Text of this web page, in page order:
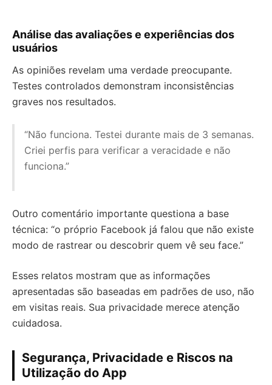
Análise das avaliações e experiências dos
usuários
As opiniões revelam uma verdade preocupante.
Testes controlados demonstram inconsistências
graves nos resultados.
“Não funciona. Testei durante mais de 3 semanas.
Criei perfis para verificar a veracidade e não
funciona.”
Outro comentário importante questiona a base
técnica: “o próprio Facebook já falou que não existe
modo de rastrear ou descobrir quem vê seu face.”
Esses relatos mostram que as informações
apresentadas são baseadas em padrões de uso, não
em visitas reais. Sua privacidade merece atenção
cuidadosa.
Segurança, Privacidade e Riscos na
Utilização do App